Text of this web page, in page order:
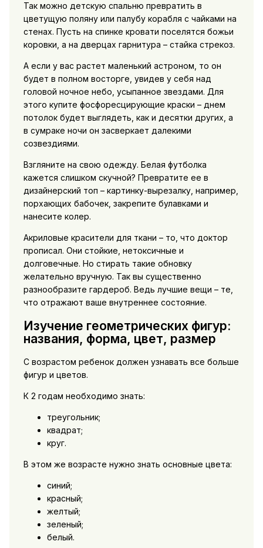
Так можно детскую спальню превратить в
цветущую поляну или палубу корабля с чайками на
стенах. Пусть на спинке кровати поселятся божьи
коровки, а на дверцах гарнитура – стайка стрекоз.
А если у вас растет маленький астроном, то он
будет в полном восторге, увидев у себя над
головой ночное небо, усыпанное звездами. Для
этого купите фосфоресцирующие краски – днем
потолок будет выглядеть, как и десятки других, а
в сумраке ночи он засверкает далекими
созвездиями.
Взгляните на свою одежду. Белая футболка
кажется слишком скучной? Превратите ее в
дизайнерский топ – картинку-вырезалку, например,
порхающих бабочек, закрепите булавками и
нанесите колер.
Акриловые красители для ткани – то, что доктор
прописал. Они стойкие, нетоксичные и
долговечные. Но стирать такие обновку
желательно вручную. Так вы существенно
разнообразите гардероб. Ведь лучшие вещи – те,
что отражают ваше внутреннее состояние.
Изучение геометрических фигур:
названия, форма, цвет, размер
С возрастом ребенок должен узнавать все больше
фигур и цветов.
К 2 годам необходимо знать:
треугольник;
квадрат;
круг.
В этом же возрасте нужно знать основные цвета:
синий;
красный;
желтый;
зеленый;
белый.